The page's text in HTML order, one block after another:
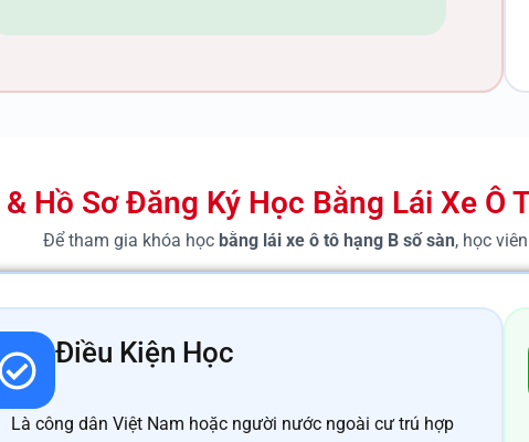
Hồ Sơ Đăng Ký Học Bằng Lái Xe Ô
Để tham gia khóa học bằng lái xe ô tô hạng B số sàn, học
Điều Kiện Học
Là công dân Việt Nam hoặc người nước ngoài cư trú hợp